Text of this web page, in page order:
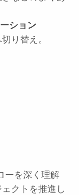
ション
り替え。
ーを深く理解
クトを推進し